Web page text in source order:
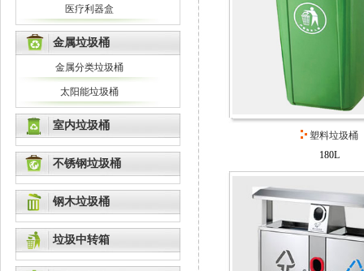
医疗利器盒
金属垃圾桶
金属分类垃圾桶
太阳能垃圾桶
室内垃圾桶
不锈钢垃圾桶
钢木垃圾桶
垃圾中转箱
塑料垃圾桶
180L